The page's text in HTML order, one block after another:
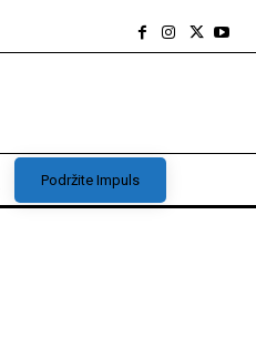
Podržite Impuls